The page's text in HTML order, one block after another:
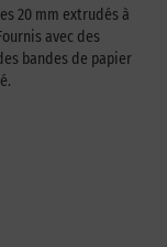
20 mm extrudés à
avec des
bandes de papier